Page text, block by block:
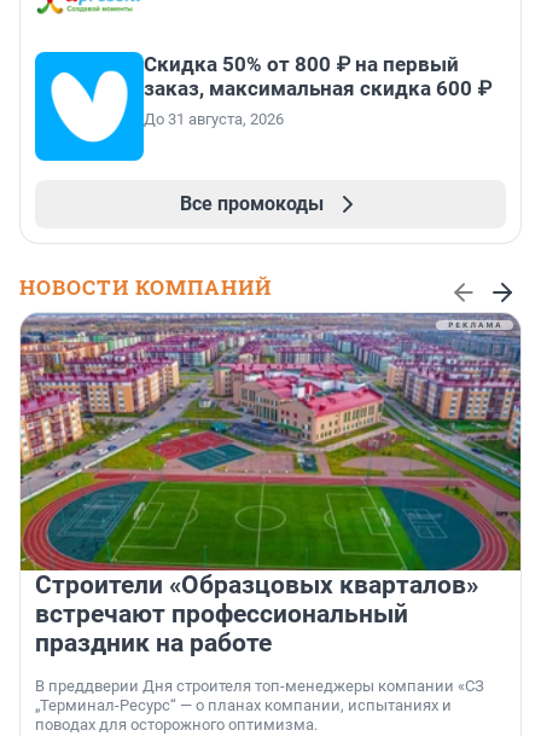
Скидка 50% от 800 ₽ на первый
заказ, максимальная скидка 600 ₽
До 31 августа, 2026
Все промокоды
НОВОСТИ КОМПАНИЙ
Строители «Образцовых кварталов»
встречают профессиональный
праздник на работе
В преддверии Дня строителя топ-менеджеры компании «СЗ
„Терминал-Ресурс“ — о планах компании, испытаниях и
поводах для осторожного оптимизма.